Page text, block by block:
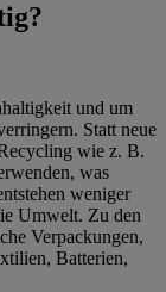
und um
Statt neue
wie z. B.
was
weniger
Umwelt. Zu den
Verpackungen,
Batterien,